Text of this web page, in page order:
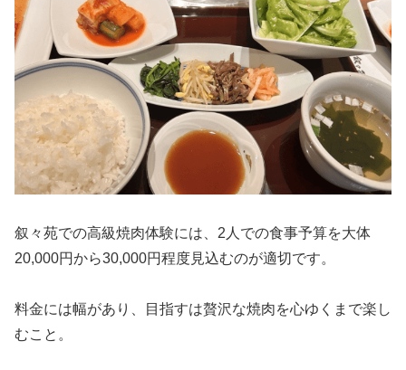
叙々苑での高級焼肉体験には、2人での食事予算を大体
20,000円から30,000円程度見込むのが適切です。
料金には幅があり、目指すは贅沢な焼肉を心ゆくまで楽し
むこと。